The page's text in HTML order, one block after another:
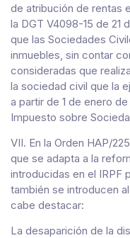
de atribución de rentas
la DGT V4098-15 de 21
que las Sociedades
inmuebles, sin contar
consideradas que
la sociedad civil que la
a partir de 1 de enero
Impuesto sobre
VII. En la Orden HAP/
que se adapta a la
introducidas en el IRPF
también se introducen
cabe destacar:
La desaparición de la